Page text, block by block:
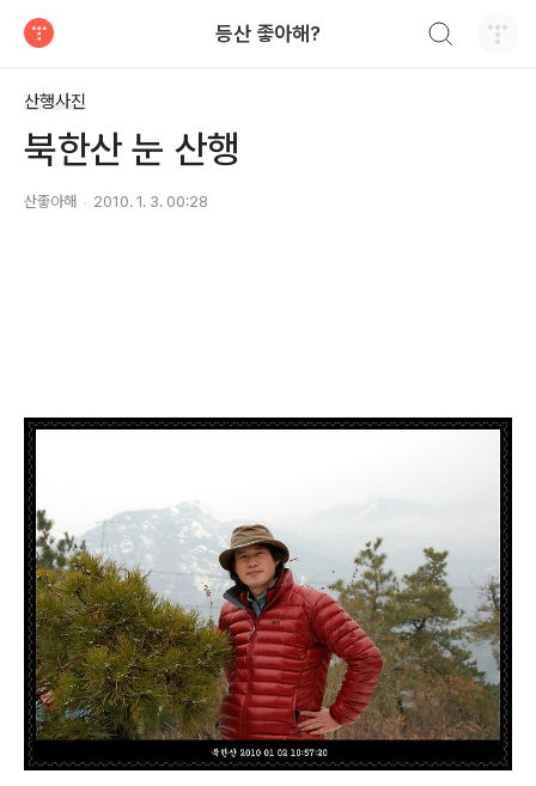
등산 좋아해?
산행사진
북한산 눈 산행
산좋아해 2010. 1. 3. 00:28